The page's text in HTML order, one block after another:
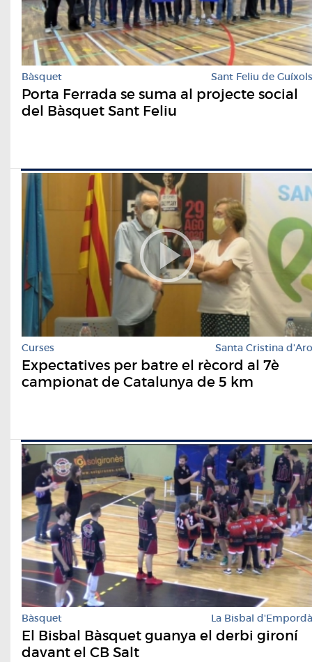
Bàsquet Sant Feliu de Guíxols
Porta Ferrada se suma al projecte social
del Bàsquet Sant Feliu
Curses Santa Cristina d'Aro
Expectatives per batre el rècord al 7è
campionat de Catalunya de 5 km
Bàsquet La Bisbal d'Empordà
El Bisbal Bàsquet guanya el derbi gironí
davant el CB Salt